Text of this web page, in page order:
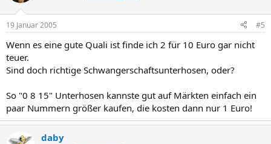
19 Januar 2005 #5
Wenn es eine gute Quali ist finde ich 2 für 10 Euro gar nicht
teuer.
Sind doch richtige Schwangerschaftsunterhosen, oder?
So "0 8 15" Unterhosen kannste gut auf Märkten einfach ein
paar Nummern größer kaufen, die kosten dann nur 1 Euro!
daby